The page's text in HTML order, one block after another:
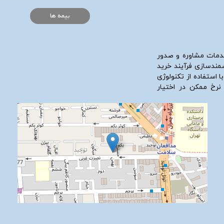
مشاوره و صدور
فرآیند خرید
از تکنولوژی
ممکن در اختیار
بیمه ها